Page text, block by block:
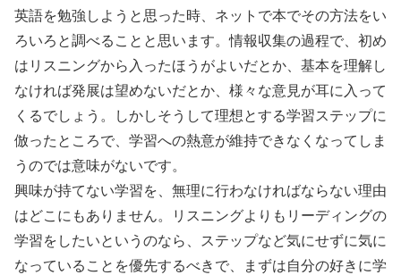
英語を勉強しようと思った時、ネットで本でその方法をい
ろいろと調べることと思います。情報収集の過程で、初め
はリスニングから入ったほうがよいだとか、基本を理解し
なければ発展は望めないだとか、様々な意見が耳に入って
くるでしょう。しかしそうして理想とする学習ステップに
倣ったところで、学習への熱意が維持できなくなってしま
うのでは意味がないです。
興味が持てない学習を、無理に行わなければならない理由
はどこにもありません。リスニングよりもリーディングの
学習をしたいというのなら、ステップなど気にせずに気に
なっていることを優先するべきで、まずは自分の好きに学